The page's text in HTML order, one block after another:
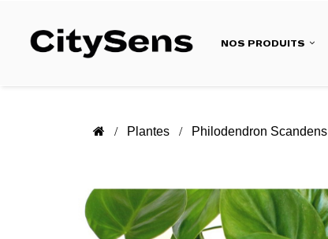
NOS PRODUITS
Plantes Philodendron Scandens